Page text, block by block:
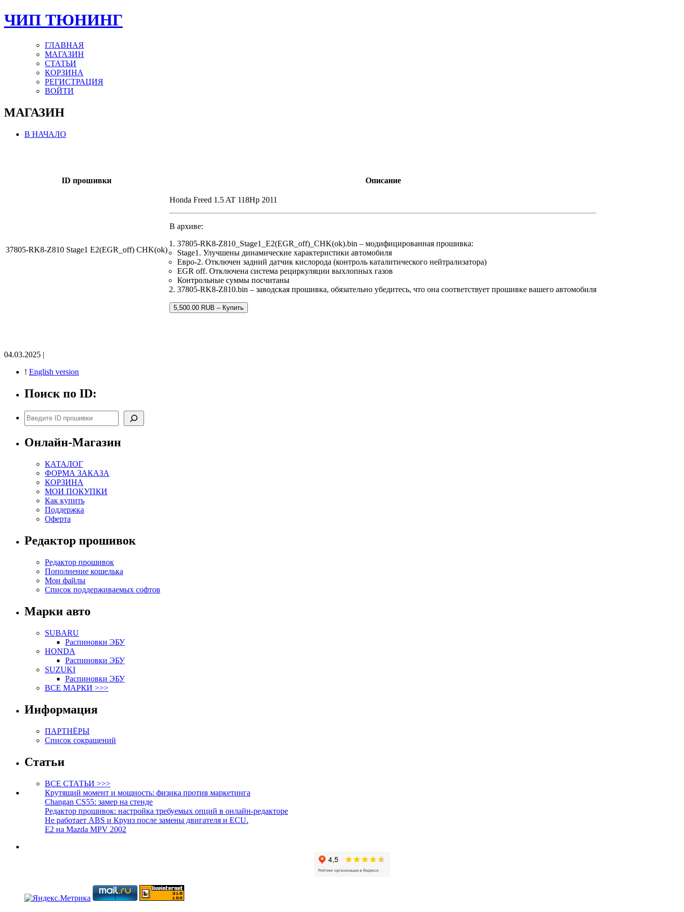
ЧИП ТЮНИНГ
ГЛАВНАЯ
МАГАЗИН
СТАТЬИ
КОРЗИНА
РЕГИСТРАЦИЯ
ВОЙТИ
МАГАЗИН
В НАЧАЛО
ID прошивки Описание
37805-RK8-Z810 Stage1 E2(EGR_off) CHK(ok)
Honda Freed 1.5 AT 118Hp 2011
В архиве:
37805-RK8-Z810_Stage1_E2(EGR_off)_CHK(ok).bin – модифицированная прошивка:
Stage1. Улучшены динамические характеристики автомобиля
Евро-2. Отключен задний датчик кислорода (контроль каталитического нейтрализатора)
EGR off. Отключена система рециркуляции выхлопных газов
Контрольные суммы посчитаны
37805-RK8-Z810.bin – заводская прошивка, обязательно убедитесь, что она соответствует прошивке вашего автомобиля
5,500.00 RUB – Купить
04.03.2025 |
! English version
Поиск по ID:
Поиск
Онлайн-Магазин
КАТАЛОГ
ФОРМА ЗАКАЗА
КОРЗИНА
МОИ ПОКУПКИ
Как купить
Поддержка
Оферта
Редактор прошивок
Редактор прошивок
Пополнение кошелька
Мои файлы
Список поддерживаемых софтов
Марки авто
SUBARU
Распиновки ЭБУ
HONDA
Распиновки ЭБУ
SUZUKI
Распиновки ЭБУ
ВСЕ МАРКИ >>>
Информация
ПАРТНЁРЫ
Список сокращений
Статьи
ВСЕ СТАТЬИ >>>
Крутящий момент и мощность: физика против маркетинга
Changan CS55: замер на стенде
Редактор прошивок: настройка требуемых опций в онлайн-редакторе
Не работает ABS и Круиз после замены двигателя и ECU.
E2 на Mazda MPV 2002